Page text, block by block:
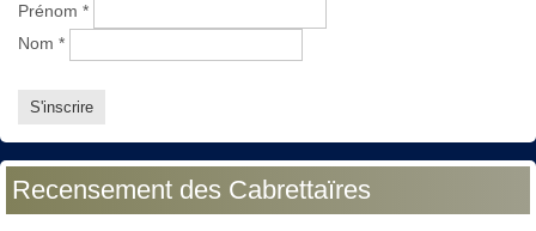
Prénom *
Nom *
Recensement des Cabrettaïres